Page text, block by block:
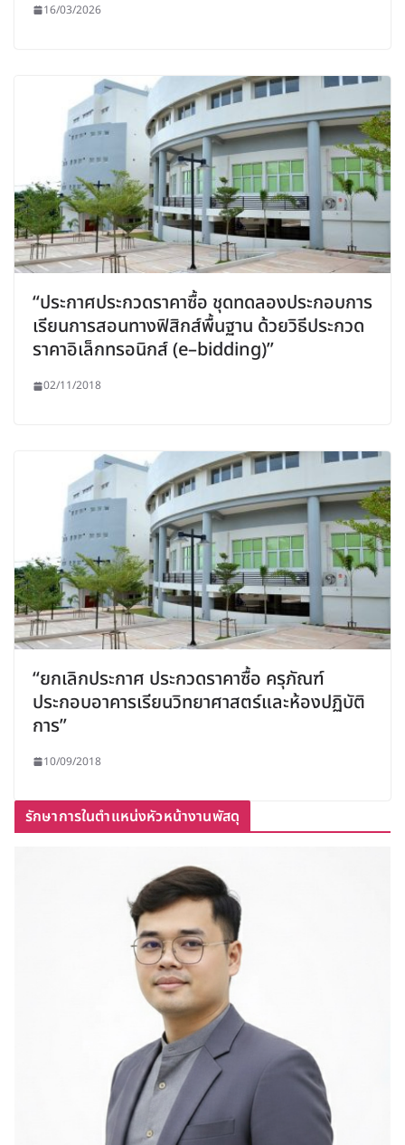
16/03/2026
“ประกาศประกวดราคาซื้อ ชุดทดลองประกอบการ
เรียนการสอนทางฟิสิกส์พื้นฐาน ด้วยวิธีประกวด
ราคาอิเล็กทรอนิกส์ (e–bidding)”
02/11/2018
“ยกเลิกประกาศ ประกวดราคาซื้อ ครุภัณฑ์
ประกอบอาคารเรียนวิทยาศาสตร์และห้องปฏิบัติ
การ”
10/09/2018
รักษาการในตำแหน่งหัวหน้างานพัสดุ